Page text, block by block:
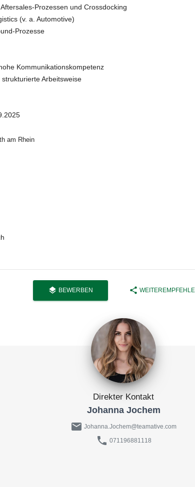
Prozessen und Crossdocking
(v. a. Automotive)
Prozesse
Kommunikationskompetenz
Arbeitsweise
am Rhein
layers BEWERBEN share
Direkter Kontakt
Johanna Jochem
mail Johanna.Jochem@teamative.com
phone 071196881118